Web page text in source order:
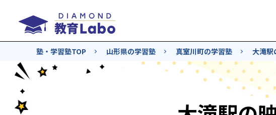
塾・学習塾TOP 山形県の学習塾 真室川町の学習塾 大滝駅